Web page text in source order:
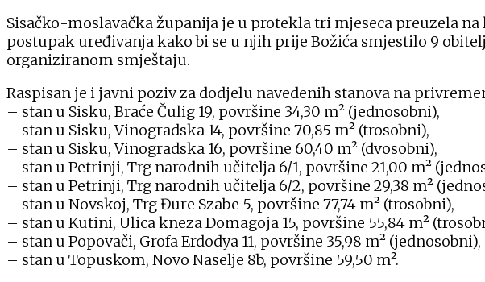
Sisačko-moslavačka županija je u protekla tri mjeseca preuzela
postupak uređivanja kako bi se u njih prije Božića smjestilo 9
organiziranom smještaju.
Raspisan je i javni poziv za dodjelu navedenih stanova na
– stan u Sisku, Braće Čulig 19, površine 34,30 m² (jednosobni),
– stan u Sisku, Vinogradska 14, površine 70,85 m² (trosobni),
– stan u Sisku, Vinogradska 16, površine 60,40 m² (dvosobni),
– stan u Petrinji, Trg narodnih učitelja 6/1, površine 21,00 m²
– stan u Petrinji, Trg narodnih učitelja 6/2, površine 29,38 m²
– stan u Novskoj, Trg Đure Szabe 5, površine 77,74 m² (trosobni),
– stan u Kutini, Ulica kneza Domagoja 15, površine 55,84 m²
– stan u Popovači, Grofa Erdodya 11, površine 35,98 m² (jednosobni),
– stan u Topuskom, Novo Naselje 8b, površine 59,50 m².